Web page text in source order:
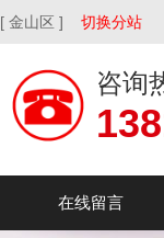
[ 金山区 ] 切换分站
咨询
在线留言